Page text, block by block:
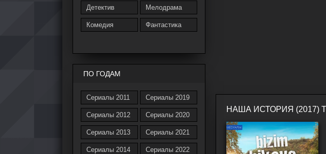
НАША ИСТОРИЯ (2017)
Детектив
Комедия
Мелодрама
Фантастика
ПО ГОДАМ
Сериалы 2011
Сериалы 2012
Сериалы 2013
Сериалы 2014
Сериалы 2019
Сериалы 2020
Сериалы 2021
Сериалы 2022